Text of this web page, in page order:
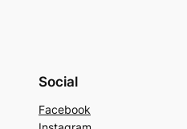
Social
Facebook